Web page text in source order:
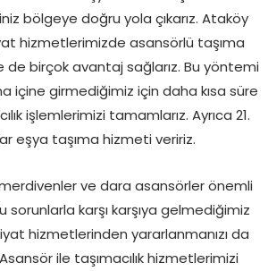
bölgeye doğru yola çıkarız. Ataköy
hizmetlerimizde asansörlü taşıma
birçok avantaj sağlarız. Bu yöntemi
içine girmediğimiz için daha kısa süre
işlemlerimizi tamamlarız. Ayrıca 21.
eşya taşıma hizmeti veririz.
ve dara asansörler önemli
sorunlarla karşı karşıya gelmediğimiz
hizmetlerinden yararlanmanızı da
ile taşımacılık hizmetlerimizi